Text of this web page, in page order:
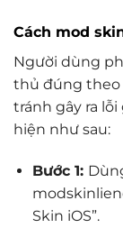
Cách mod
Người dùng
thủ đúng theo
tránh gây ra
hiện như sau:
Bước 1:
Skin iOS”.